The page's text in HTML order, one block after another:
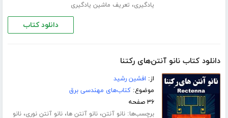
یادگیری، تعریف ماشین یادگیری
دانلود کتاب
دانلود کتاب نانو آنتن‌های رکتنا
از: افشین رشید
موضوع:کتاب‌های مهندسی برق
۳۶ صفحه
برچسب‌ها:نانو آنتن،نانو آنتن ها،نانو آنتن نوری،نانو